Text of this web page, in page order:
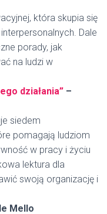
która skupia się
Dale
porady, jak
na ludzi w
działania” –
siedem
pomagają ludziom
w pracy i życiu
lektura dla
swoją organizację i
Mello